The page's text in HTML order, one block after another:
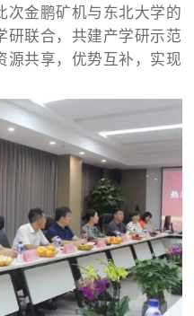
次金鹏矿机与东北大学的
研联合，共建产学研示范
源共享，优势互补，实现